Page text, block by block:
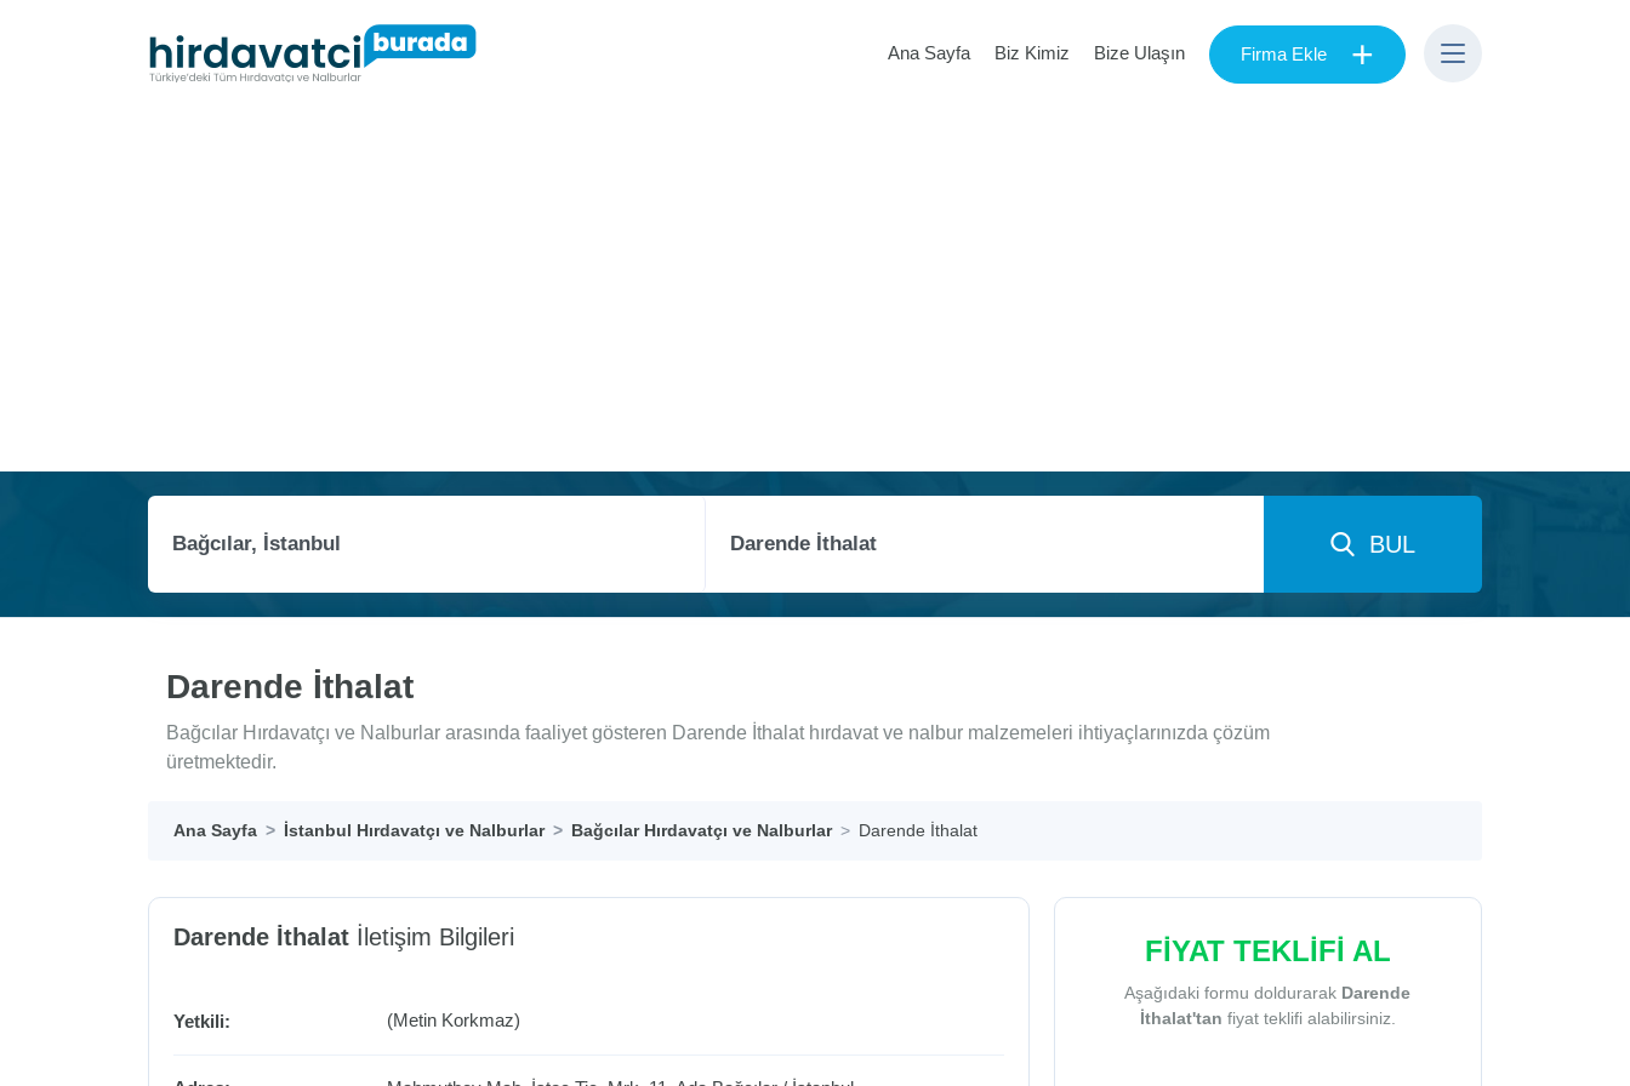
Ana Sayfa Biz Kimiz Bize Ulaşın Firma Ekle +
BUL
Darende İthalat
Bağcılar Hırdavatçı ve Nalburlar arasında faaliyet gösteren Darende İthalat hırdavat ve nalbur malzemeleri ihtiyaçlarınızda çözüm
üretmektedir.
Ana Sayfa İstanbul Hırdavatçı ve Nalburlar Bağcılar Hırdavatçı ve Nalburlar Darende İthalat
Darende İthalat İletişim Bilgileri
Yetkili: (Metin Korkmaz)
FİYAT TEKLİFİ AL
Aşağıdaki formu doldurarak Darende
İthalat'tan fiyat teklifi alabilirsiniz.